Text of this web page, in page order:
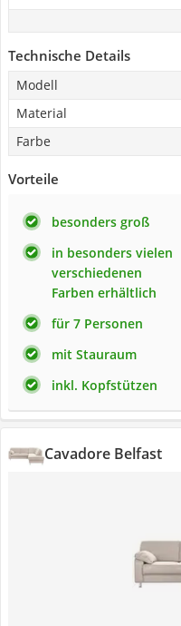
Technische Details
Modell
Material
Farbe
Vorteile
besonders groß
in besonders vielen
verschiedenen
Farben erhältlich
für 7 Personen
mit Stauraum
inkl. Kopfstützen
Cavadore Belfast